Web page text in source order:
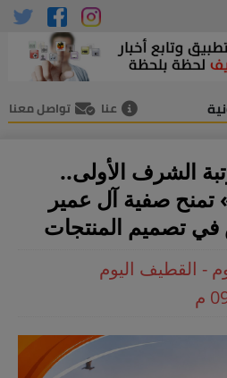
عنا تواصل معنا
الشرف الأولى..
صفية آل عمير
في تصميم المنتجات
- القطيف اليوم